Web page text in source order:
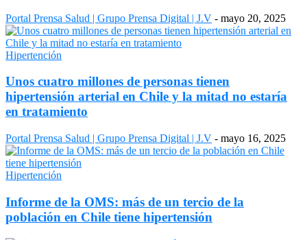
Portal Prensa Salud | Grupo Prensa Digital | J.V - mayo 20, 2025
Hipertención
Unos cuatro millones de personas tienen
hipertensión arterial en Chile y la mitad no estaría
en tratamiento
Portal Prensa Salud | Grupo Prensa Digital | J.V - mayo 16, 2025
Hipertención
Informe de la OMS: más de un tercio de la
población en Chile tiene hipertensión